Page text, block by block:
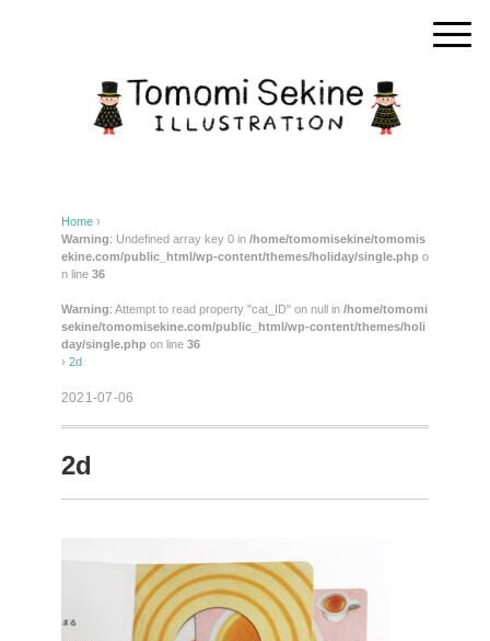
Home ›
Warning: Undefined array key 0 in /home/tomomisekine/tomomis
ekine.com/public_html/wp-content/themes/holiday/single.php o
n line 36
Warning: Attempt to read property "cat_ID" on null in /home/tomomi
sekine/tomomisekine.com/public_html/wp-content/themes/holi
day/single.php on line 36
› 2d
2021-07-06
2d